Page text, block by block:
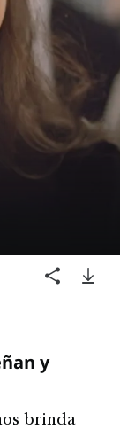
y
brinda